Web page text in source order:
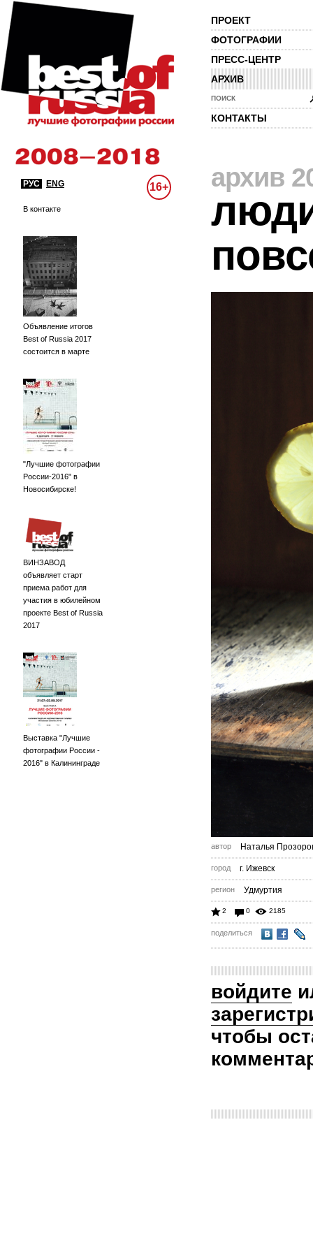
ПРОЕКТ
ФОТОГРАФИИ
ПРЕСС-ЦЕНТР
АРХИВ
ПОИСК
КОНТАКТЫ
РУС ENG 16+
В контакте
Объявление итогов
Best of Russia 2017
состоится в марте
"Лучшие фотографии
России-2016" в
Новосибирске!
ВИНЗАВОД
объявляет старт
приема работ для
участия в юбилейном
проекте Best of Russia
2017
Выставка "Лучшие
фотографии России -
2016" в Калининграде
архив
автор Наталья
город г. Ижевск
регион Удмуртия
2 0 2185
поделиться
войдите
чтобы